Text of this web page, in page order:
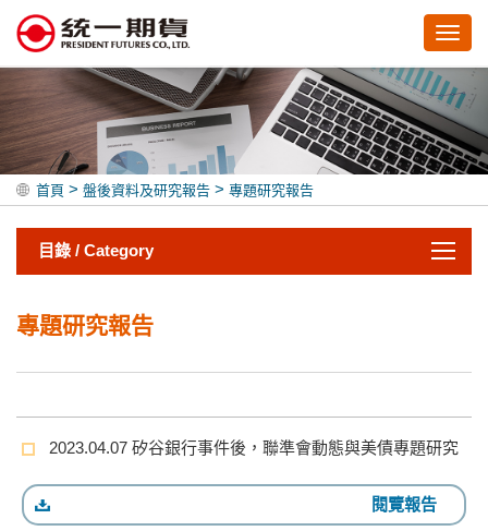
首頁 > 盤後資料及研究報告 > 專題研究報告
目錄 / Category
專題研究報告
2023.04.07 矽谷銀行事件後，聯準會動態與美債專題研究
閱覽報告